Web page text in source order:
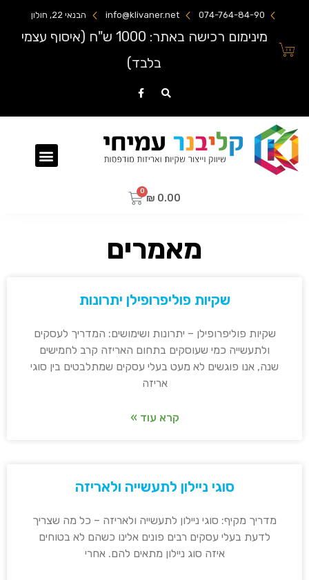
074-764-84-90
info@klivaner.net הבנאי 22, חולון
מינימום רכישה באתר: 1000 ש"ח (איסוף עצמי
בלבד)
₪ 0.00
מאמרים
שקיות פוליפרופילן יתרונות
שקיות פוליפרופילן – יתרונות ושימושים: המדריך לעסקים
ולתעשייה כמי שעוסקים בתחום האריזה קרב לחמישים
שנה, אנו פוגשים לא מעט בעלי עסקים שמתלבטים בין סוגי
אריזה
קרא עוד »
סוגי ניילון לתעשייה ולאריזה
מדריך מקיף: סוגי ניילון לתעשייה ולאריזה – כל מה שצריך
לדעת בעלי עסקים רבים פונים אלינו כשהם לא בטוחים
איזה סוג ניילון מתאים להם. אחרי